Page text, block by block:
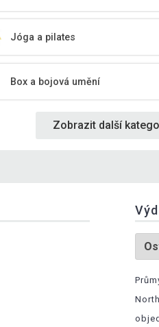
Jóga a pilates
Box a bojová umění
Zobrazit další